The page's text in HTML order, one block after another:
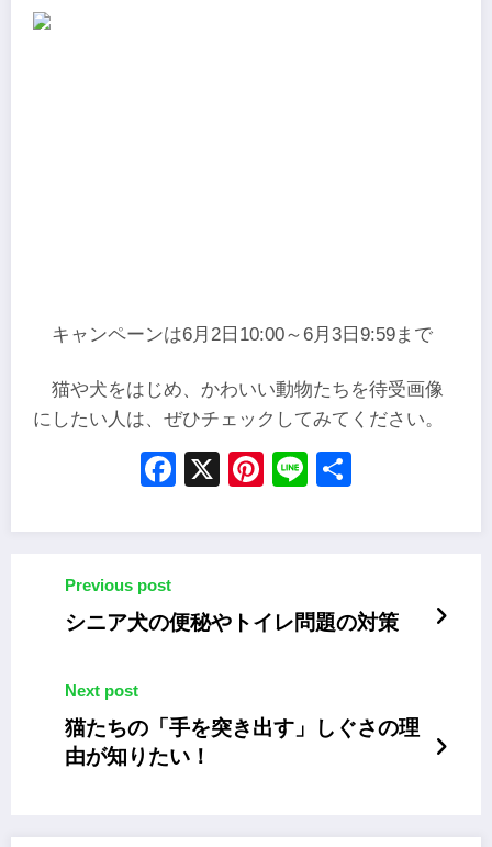
キャンペーンは6月2日10:00～6月3日9:59まで
猫や犬をはじめ、かわいい動物たちを待受画像
にしたい人は、ぜひチェックしてみてください。
Facebook
X Pinterest
Line
Previous post
シニア犬の便秘やトイレ問題の対策
Next post
猫たちの「手を突き出す」しぐさの理
由が知りたい！